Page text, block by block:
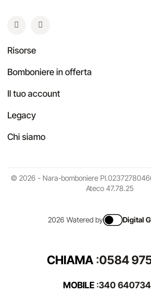
Risorse
Bomboniere in offerta
Il tuo account
Legacy
Chi siamo
© 2026 - Nara-bomboniere
Ateco 47.78.25
2026 Watered by Digital
CHIAMA :0584
MOBILE:340